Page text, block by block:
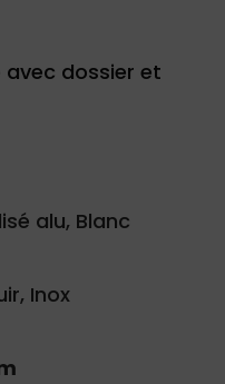
dossier et
alu, Blanc
Inox